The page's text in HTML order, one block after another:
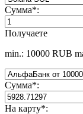
Сумма*:
Получаете
min.: 10000 RUB
Сумма*:
На карту*: